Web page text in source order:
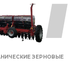
ЗЕРНОВЫЕ